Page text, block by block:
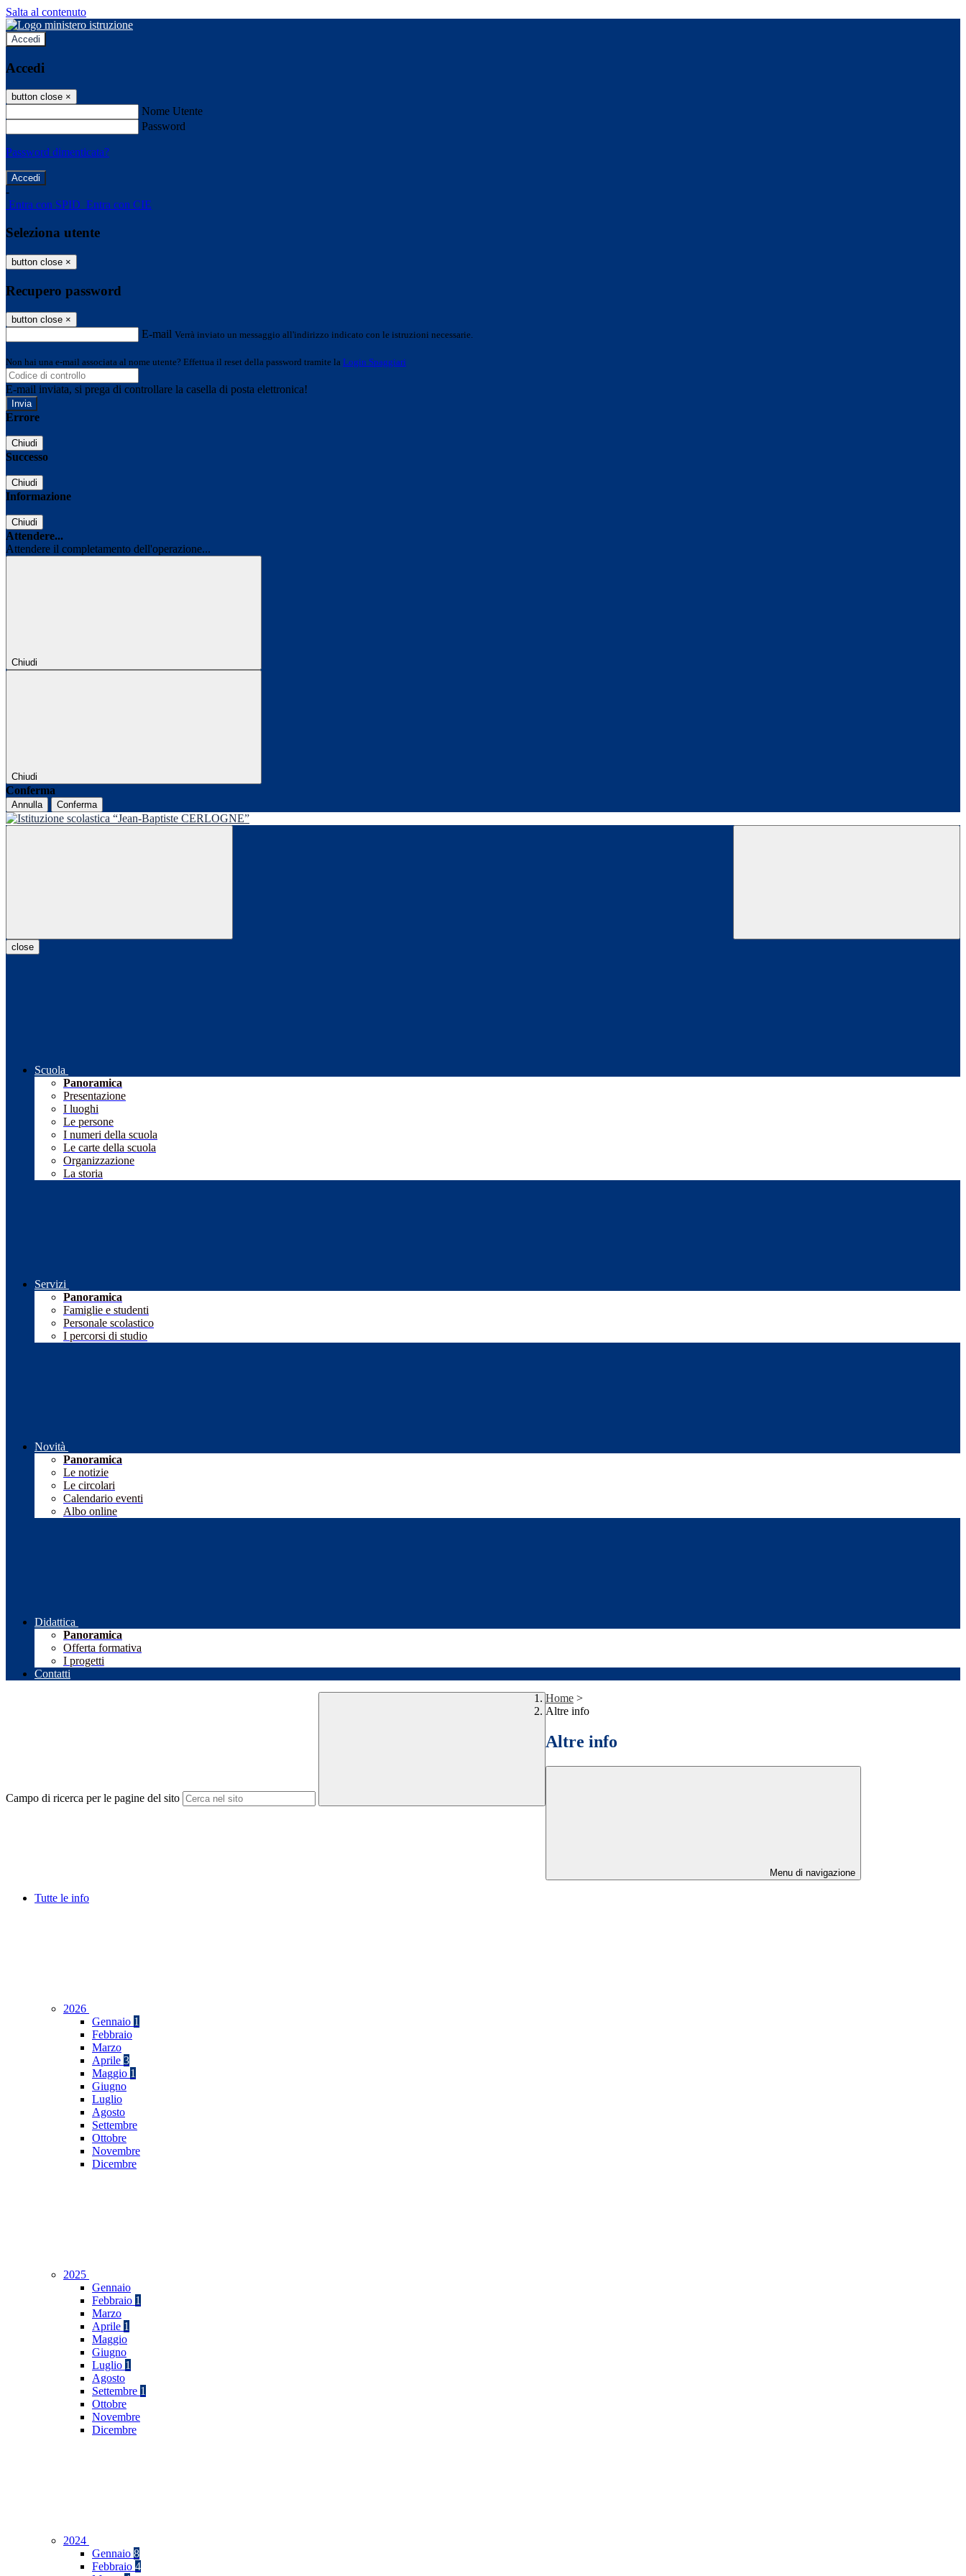
Salta al contenuto
Accedi
Accedi
button close ×
Nome Utente
Password
Password dimenticata?
-
Entra con SPID Entra con CIE
Seleziona utente
button close ×
Recupero password
button close ×
E-mail Verrà inviato un messaggio all'indirizzo indicato con le istruzioni necessarie.
Non hai una e-mail associata al nome utente? Effettua il reset della password tramite la Login Spaggiari
E-mail inviata, si prega di controllare la casella di posta elettronica!
Errore
Chiudi
Successo
Chiudi
Informazione
Chiudi
Attendere...
Attendere il completamento dell'operazione...
Chiudi
Chiudi
Conferma
Annulla Conferma
close
Scuola
Panoramica
Presentazione
I luoghi
Le persone
I numeri della scuola
Le carte della scuola
Organizzazione
La storia
Servizi
Panoramica
Famiglie e studenti
Personale scolastico
I percorsi di studio
Novità
Panoramica
Le notizie
Le circolari
Calendario eventi
Albo online
Didattica
Panoramica
Offerta formativa
I progetti
Contatti
Campo di ricerca per le pagine del sito
Home >
Altre info
Altre info
Menu di navigazione
Tutte le info
2026
Gennaio 1
Febbraio
Marzo
Aprile 3
Maggio 1
Giugno
Luglio
Agosto
Settembre
Ottobre
Novembre
Dicembre
2025
Gennaio
Febbraio 1
Marzo
Aprile 1
Maggio
Giugno
Luglio 1
Agosto
Settembre 1
Ottobre
Novembre
Dicembre
2024
Gennaio 8
Febbraio 4